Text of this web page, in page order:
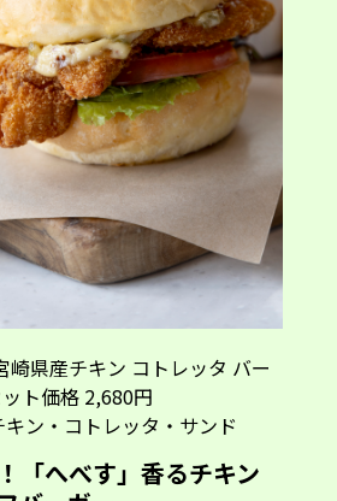
ト価格 2,680円
ン・コトレッタ・サンド
バーガー